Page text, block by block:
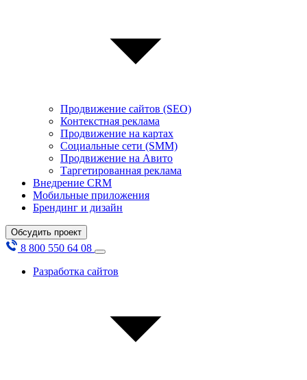
Продвижение сайтов (SEO)
Контекстная реклама
Продвижение на картах
Социальные сети (SMM)
Продвижение на Авито
Таргетированная реклама
Внедрение CRM
Мобильные приложения
Брендинг и дизайн
Обсудить проект
8 800 550 64 08
Разработка сайтов